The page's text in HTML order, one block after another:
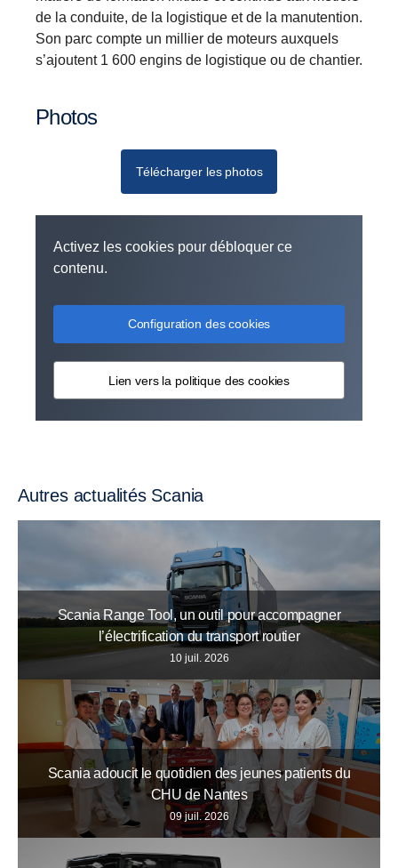
de la conduite, de la logistique et de la manutention.
Son parc compte un millier de moteurs auxquels
s’ajoutent 1 600 engins de logistique ou de chantier.
Photos
Télécharger les photos
Activez les cookies pour débloquer ce
contenu.
Configuration des cookies
Lien vers la politique des cookies
Autres actualités Scania
Scania Range Tool, un outil pour accompagner
l’électrification du transport routier
10 juil. 2026
Scania adoucit le quotidien des jeunes patients du
CHU de Nantes
09 juil. 2026